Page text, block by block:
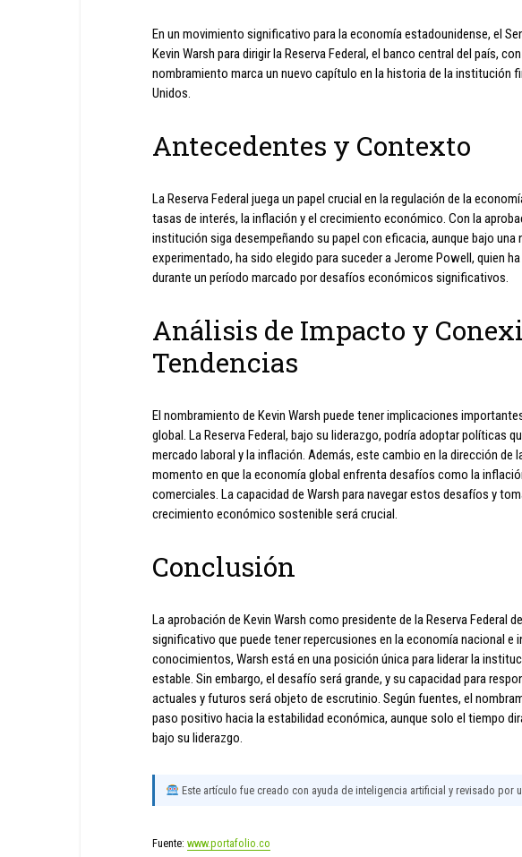
En un movimiento significativo para la economía estadounidense, el
Kevin Warsh para dirigir la Reserva Federal, el banco central del país,
nombramiento marca un nuevo capítulo en la historia de la institución
Unidos.
Antecedentes y Contexto
La Reserva Federal juega un papel crucial en la regulación de la
tasas de interés, la inflación y el crecimiento económico. Con la
institución siga desempeñando su papel con eficacia, aunque bajo una
experimentado, ha sido elegido para suceder a Jerome Powell, quien
durante un período marcado por desafíos económicos significativos.
Análisis de Impacto y
Tendencias
El nombramiento de Kevin Warsh puede tener implicaciones
global. La Reserva Federal, bajo su liderazgo, podría adoptar políticas
mercado laboral y la inflación. Además, este cambio en la dirección de
momento en que la economía global enfrenta desafíos como la
comerciales. La capacidad de Warsh para navegar estos desafíos y
crecimiento económico sostenible será crucial.
Conclusión
La aprobación de Kevin Warsh como presidente de la Reserva Federal
significativo que puede tener repercusiones en la economía nacional e
conocimientos, Warsh está en una posición única para liderar la
estable. Sin embargo, el desafío será grande, y su capacidad para
actuales y futuros será objeto de escrutinio. Según fuentes, el
paso positivo hacia la estabilidad económica, aunque solo el tiempo
bajo su liderazgo.
Este artículo fue creado con ayuda de inteligencia artificial y revisado por
Fuente: www.portafolio.co